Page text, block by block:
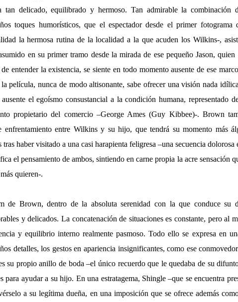
tan delicado, equilibrado y hermoso. Tan admirable la combinación
toques humorísticos, que el espectador desde el primer
la hermosa rutina de la localidad a la que acuden los Wilkins-,
en su primer tramo desde la mirada de ese pequeño Jason,
entender la existencia, se siente en todo momento ausente de ese
película, nunca de modo altisonante, sabe ofrecer una visión nada
ausente el egoísmo consustancial a la condición humana, representado
propietario del comercio –George Ames (Guy Kibbee)-. Brown
enfrentamiento entre Wilkins y su hijo, que tendrá su momento más
tras haber visitado a una casi harapienta feligresa –una secuencia
el pensamiento de ambos, sintiendo en carne propia la acre sensación
quieren-.
de Brown, dentro de la absoluta serenidad con la que conduce su
y delicados. La concatenación de situaciones es constante, pero al
y equilibrio interno realmente pasmoso. Todo ello se expresa en
detalles, los gestos en apariencia insignificantes, como ese
su propio anillo de boda –el único recuerdo que le quedaba de su
para ayudar a su hijo. En una estratagema, Shingle –que se encuentra
a su legítima dueña, en una imposición que se ofrece además